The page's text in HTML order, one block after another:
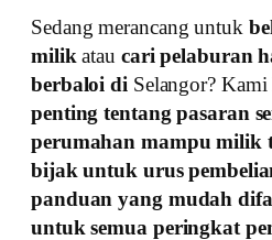
Sedang merancang untuk
milik atau cari pelaburan
berbaloi di Selangor?
penting tentang pasaran
perumahan mampu milik
bijak untuk urus
panduan yang mudah
untuk semua peringkat